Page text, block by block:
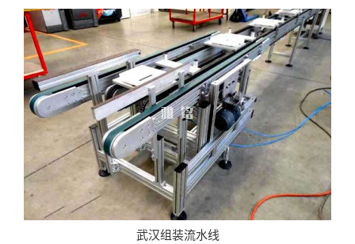
武汉组装流水线